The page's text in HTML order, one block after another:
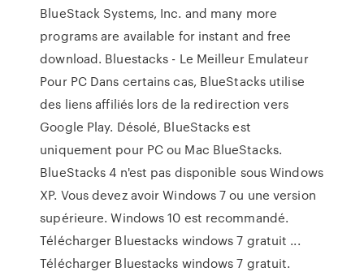
BlueStack Systems, Inc. and many more
programs are available for instant and free
download. Bluestacks - Le Meilleur Emulateur
Pour PC Dans certains cas, BlueStacks utilise
des liens affiliés lors de la redirection vers
Google Play. Désolé, BlueStacks est
uniquement pour PC ou Mac BlueStacks.
BlueStacks 4 n'est pas disponible sous Windows
XP. Vous devez avoir Windows 7 ou une version
supérieure. Windows 10 est recommandé.
Télécharger Bluestacks windows 7 gratuit ...
Télécharger Bluestacks windows 7 gratuit.